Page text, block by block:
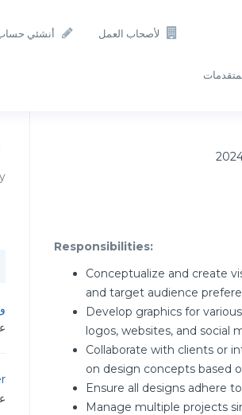
لأصحاب العمل أنشئي
Responsibilities:
Conceptualize and create
and target audience
Develop graphics for
logos, websites, and social
Collaborate with clients or
on design concepts based
Ensure all designs adhere
Manage multiple projects